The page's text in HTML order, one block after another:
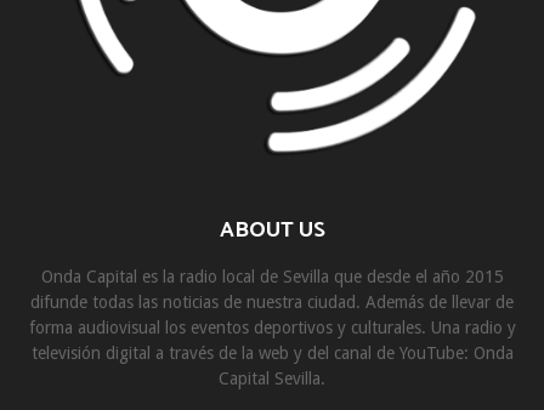
ABOUT US
Onda Capital es la radio local de Sevilla que desde el año 2015
difunde todas las noticias de nuestra ciudad. Además de llevar de
forma audiovisual los eventos deportivos y culturales. Una radio y
televisión digital a través de la web y del canal de YouTube: Onda
Capital Sevilla.